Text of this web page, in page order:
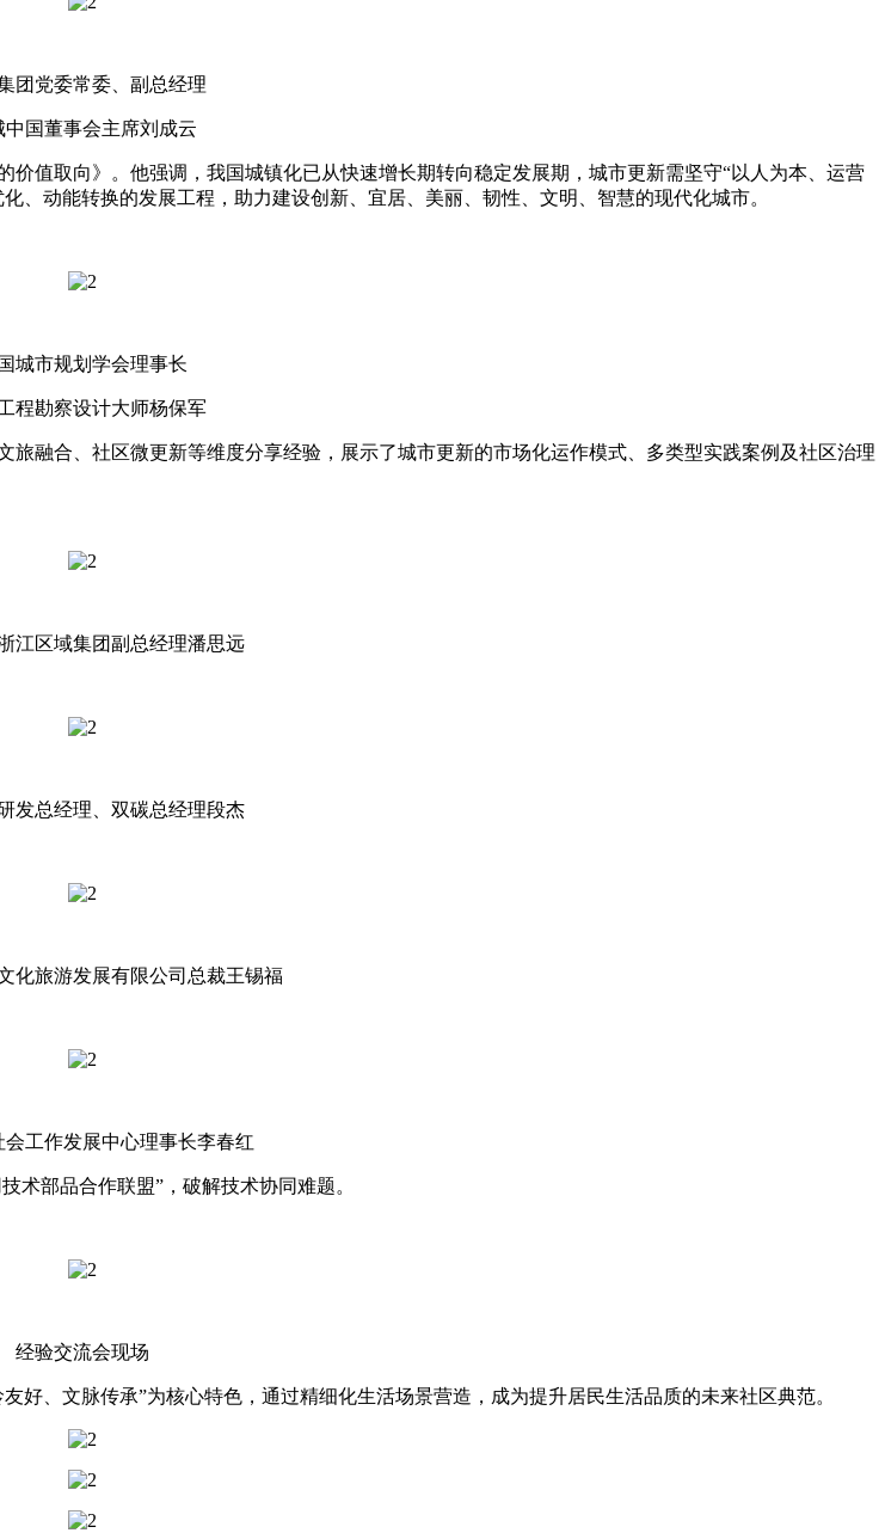
团党委常委、副总经理
中国董事会主席刘成云
取向》。他强调，我国城镇化已从快速增长期转向稳定发展期，城市更新需坚守“以人为本、运营
动能转换的发展工程，助力建设创新、宜居、美丽、韧性、文明、智慧的现代化城市。
城市规划学会理事长
程勘察设计大师杨保军
合、社区微更新等维度分享经验，展示了城市更新的市场化运作模式、多类型实践案例及社区治理
江区域集团副总经理潘思远
发总经理、双碳总经理段杰
化旅游发展有限公司总裁王锡福
会工作发展中心理事长李春红
部品合作联盟”，破解技术协同难题。
经验交流会现场
、文脉传承”为核心特色，通过精细化生活场景营造，成为提升居民生活品质的未来社区典范。